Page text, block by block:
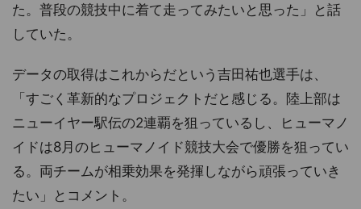
た。普段の競技中に着て走ってみたいと思った」と話
していた。
データの取得はこれからだという吉田祐也選手は、
「すごく革新的なプロジェクトだと感じる。陸上部は
ニューイヤー駅伝の2連覇を狙っているし、ヒューマノ
イドは8月のヒューマノイド競技大会で優勝を狙ってい
る。両チームが相乗効果を発揮しながら頑張っていき
たい」とコメント。